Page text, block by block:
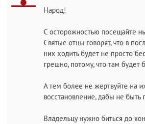
Народ!
С осторожностью посещайте
Святые отцы говорят, что в
них ходить будет не просто
грешно, потому, что там будет
А тем более не жертвуйте на
восстановление, дабы не быть
Владельцу нужно биться до